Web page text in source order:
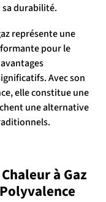
durabilité.
représente une
pour le
Avec son
elle constitue une
une alternative
à Gaz